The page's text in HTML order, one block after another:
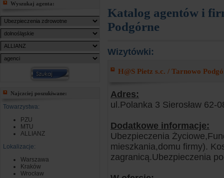
Wyszukaj agenta:
Najczciej poszukiwane:
Towarzystwa:
PZU
MTU
ALLIANZ
Lokalizacje:
Warszawa
Kraków
Wrocław
Katalog agentów i
Podgórne
Wizytówki:
H@S Pietz s.c. / Tarnowo
Adres:
ul.Polanka 3 Sierosław 62-
Dodatkowe informacje:
Ubezpieczenia
mieszkania,domu firmy).
zagranicą.Ubezpieczenia